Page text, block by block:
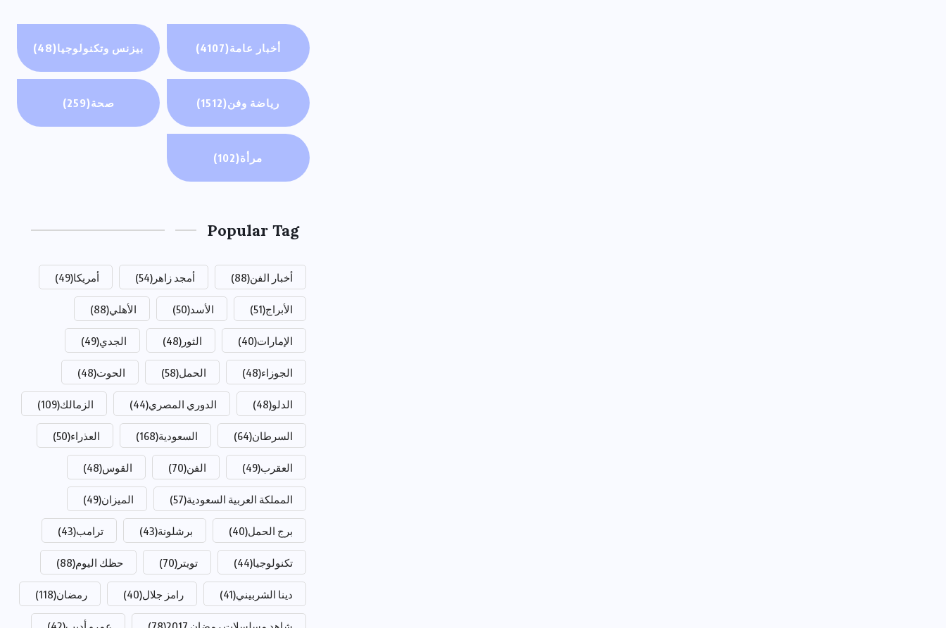
أخبار عامة(4107) بيزنس وتكنولوجيا(48)
رياضة وفن(1512) صحة(259)
مرأة(102)
Popular Tag
أخبار الفن(88) أمجد زاهر (54) أمريكا(49)
الأبراج(51) الأسد(50) الأهلي(88)
الإمارات(40) الثور (48) الجدي(49)
الجوزاء(48) الحمل(58) الحوت(48)
الدلو(48) الدوري المصري(44) الزمالك(109)
السرطان(64) السعودية(168) العذراء(50)
العقرب(49) الفن(70) القوس(48)
المملكة العربية السعودية(57) الميزان(49)
برج الحمل(40) برشلونة(43) ترامب(43)
تكنولوجيا(44) تويتر (70) حظك اليوم(88)
دينا الشربيني(41) رامز جلال(40) رمضان(118)